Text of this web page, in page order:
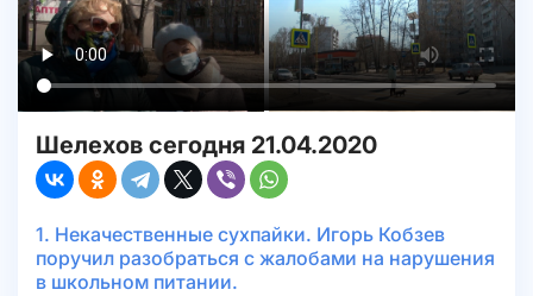
Шелехов сегодня 21.04.2020
1. Некачественные сухпайки. Игорь Кобзев
поручил разобраться с жалобами на нарушения
в школьном питании.